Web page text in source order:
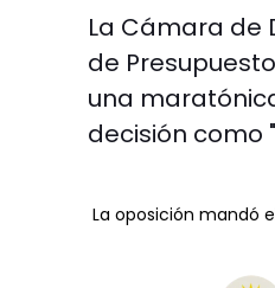
La Cámara de
de
una
decisión como
La oposición mandó